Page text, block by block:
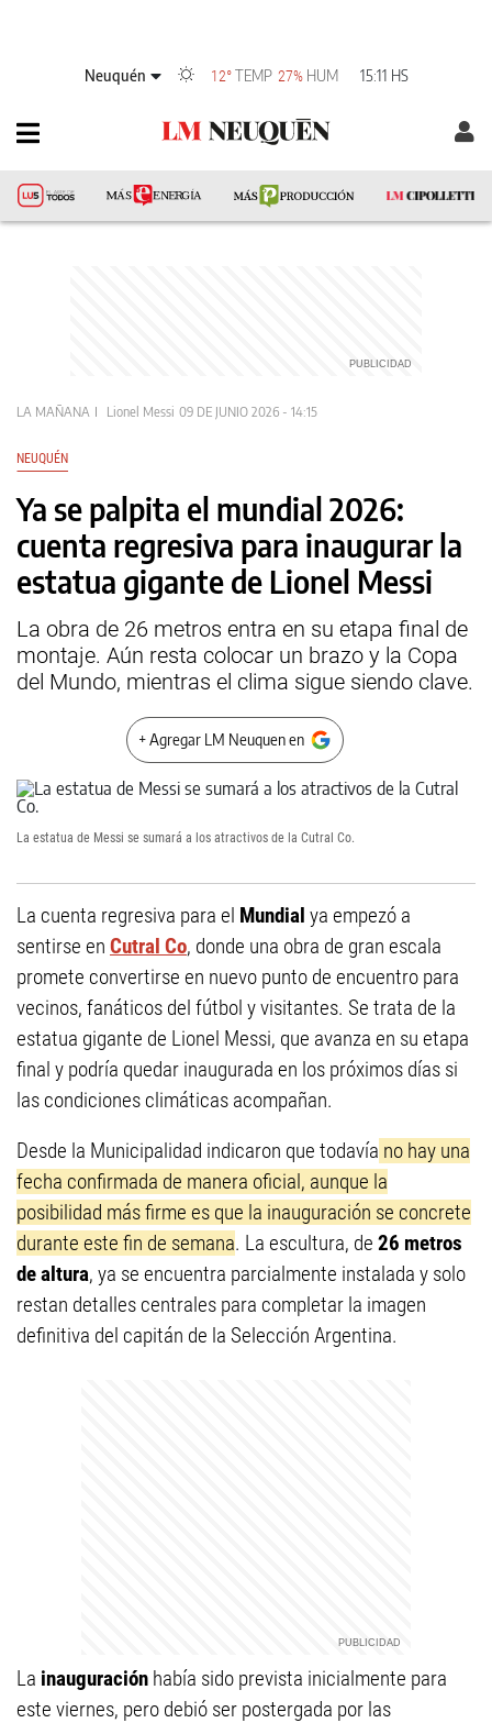
Neuquén 12° TEMP 27% HUM 15:11 HS
LA MAÑANA Lionel Messi 09 DE JUNIO 2026 - 14:15
NEUQUÉN
Ya se palpita el mundial 2026:
cuenta regresiva para inaugurar la
estatua gigante de Lionel Messi
La obra de 26 metros entra en su etapa final de
montaje. Aún resta colocar un brazo y la Copa
del Mundo, mientras el clima sigue siendo clave.
+ Agregar LM Neuquen en
La estatua de Messi se sumará a los atractivos de la Cutral Co.
La cuenta regresiva para el Mundial ya empezó a
sentirse en Cutral Co, donde una obra de gran escala
promete convertirse en nuevo punto de encuentro para
vecinos, fanáticos del fútbol y visitantes. Se trata de la
estatua gigante de Lionel Messi, que avanza en su etapa
final y podría quedar inaugurada en los próximos días si
las condiciones climáticas acompañan.
Desde la Municipalidad indicaron que todavía no hay una
fecha confirmada de manera oficial, aunque la
posibilidad más firme es que la inauguración se concrete
durante este fin de semana. La escultura, de 26 metros
de altura, ya se encuentra parcialmente instalada y solo
restan detalles centrales para completar la imagen
definitiva del capitán de la Selección Argentina.
La inauguración había sido prevista inicialmente para
este viernes, pero debió ser postergada por las